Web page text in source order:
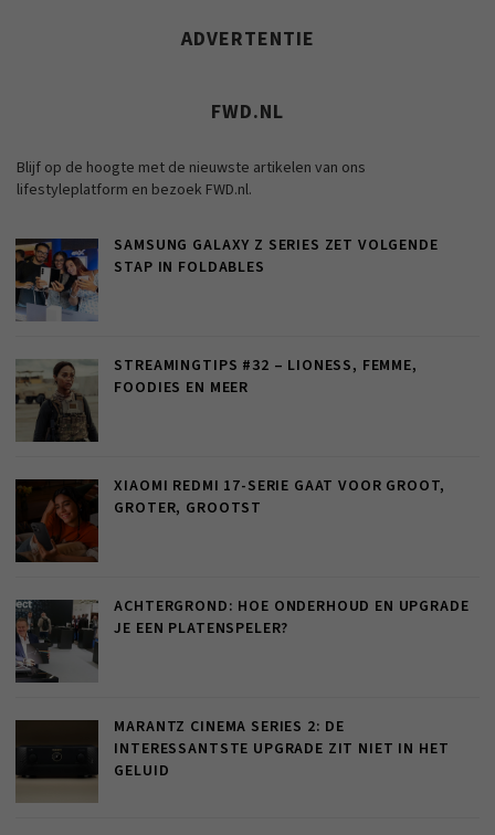
ADVERTENTIE
FWD.NL
Blijf op de hoogte met de nieuwste artikelen van ons
lifestyleplatform en bezoek FWD.nl.
SAMSUNG GALAXY Z SERIES ZET VOLGENDE
STAP IN FOLDABLES
STREAMINGTIPS #32 – LIONESS, FEMME,
FOODIES EN MEER
XIAOMI REDMI 17-SERIE GAAT VOOR GROOT,
GROTER, GROOTST
ACHTERGROND: HOE ONDERHOUD EN UPGRADE
JE EEN PLATENSPELER?
MARANTZ CINEMA SERIES 2: DE
INTERESSANTSTE UPGRADE ZIT NIET IN HET
GELUID